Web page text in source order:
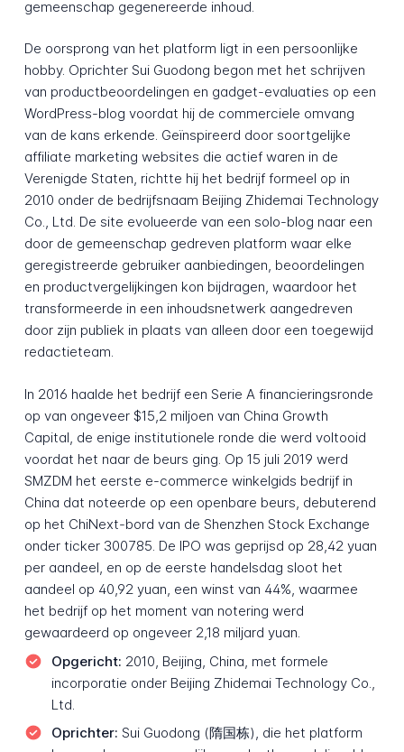
gemeenschap gegenereerde inhoud.
De oorsprong van het platform ligt in een persoonlijke
hobby. Oprichter Sui Guodong begon met het schrijven
van productbeoordelingen en gadget-evaluaties op een
WordPress-blog voordat hij de commerciele omvang
van de kans erkende. Geïnspireerd door soortgelijke
affiliate marketing websites die actief waren in de
Verenigde Staten, richtte hij het bedrijf formeel op in
2010 onder de bedrijfsnaam Beijing Zhidemai Technology
Co., Ltd. De site evolueerde van een solo-blog naar een
door de gemeenschap gedreven platform waar elke
geregistreerde gebruiker aanbiedingen, beoordelingen
en productvergelijkingen kon bijdragen, waardoor het
transformeerde in een inhoudsnetwerk aangedreven
door zijn publiek in plaats van alleen door een toegewijd
redactieteam.
In 2016 haalde het bedrijf een Serie A financieringsronde
op van ongeveer $15,2 miljoen van China Growth
Capital, de enige institutionele ronde die werd voltooid
voordat het naar de beurs ging. Op 15 juli 2019 werd
SMZDM het eerste e-commerce winkelgids bedrijf in
China dat noteerde op een openbare beurs, debuterend
op het ChiNext-bord van de Shenzhen Stock Exchange
onder ticker 300785. De IPO was geprijsd op 28,42 yuan
per aandeel, en op de eerste handelsdag sloot het
aandeel op 40,92 yuan, een winst van 44%, waarmee
het bedrijf op het moment van notering werd
gewaardeerd op ongeveer 2,18 miljard yuan.
Opgericht: 2010, Beijing, China, met formele
incorporatie onder Beijing Zhidemai Technology Co.,
Ltd.
Oprichter: Sui Guodong (隋国栋), die het platform